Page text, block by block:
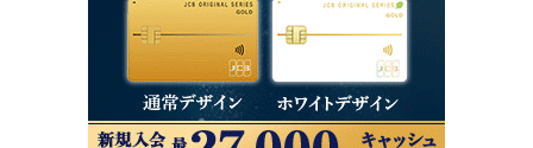
編集部おすすめは三井住友カード ゴールド
（NL）[PR]
楽天プレミアムカード解約前に確認すべき注
意点